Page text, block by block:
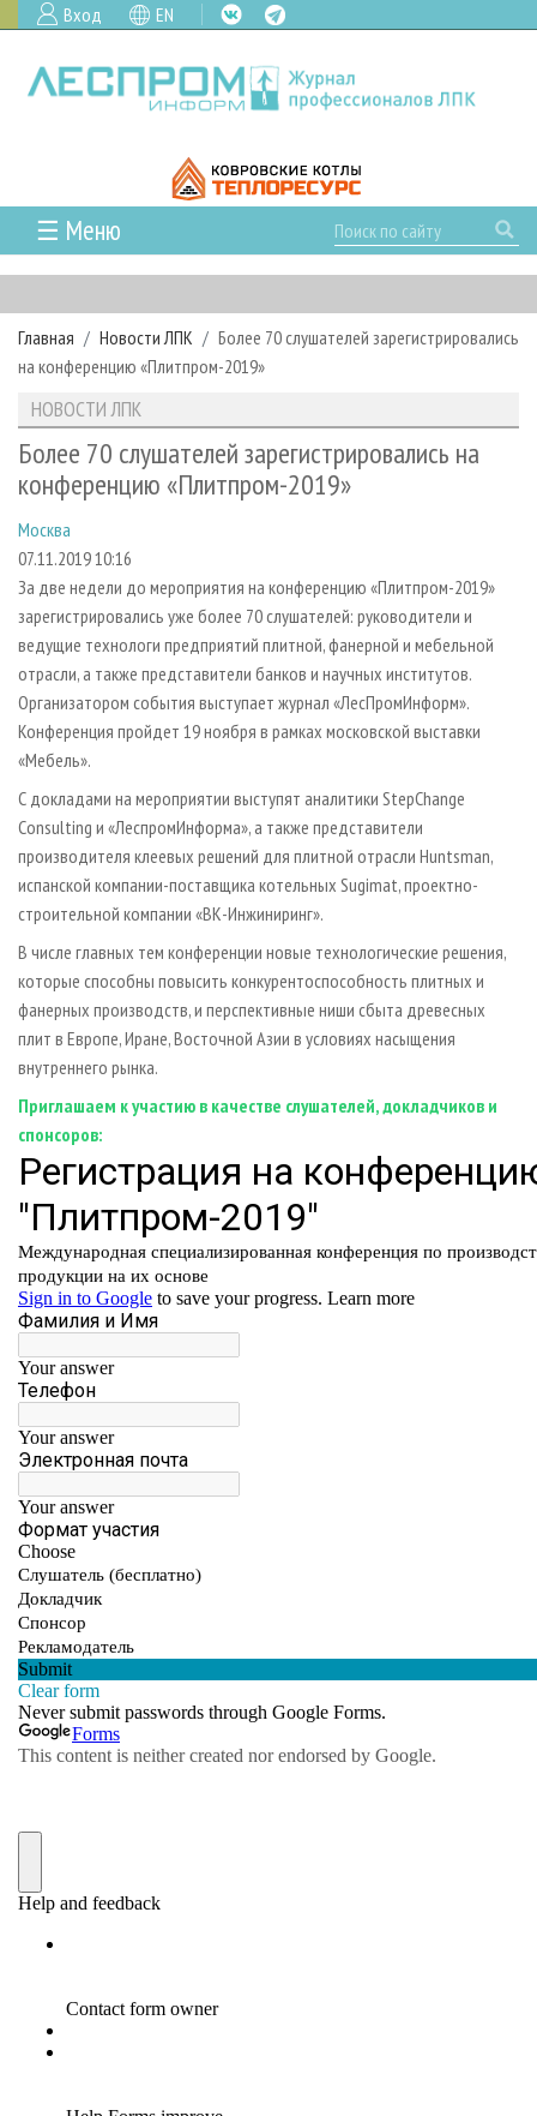
Вход EN
☰ Меню
ГЛАВНАЯ
РУБРИКИ И ТЕМЫ
РУБРИКИ ЖУРНАЛА
ЛЕСОЗАГОТОВКА
ЛЕСОПИЛЕНИЕ
СУШКА ДРЕВЕСИНЫ
ПРОИЗВОДСТВО ДРЕВЕСНЫХ ПЛИТ
ДЕРЕВЯННОЕ ДОМОСТРОЕНИЕ
ПРОИЗВОДСТВО МЕБЕЛИ
БИОЭНЕРГЕТИКА
ЦБП
ИНСТРУМЕНТ И МАТЕРИАЛЫ
НОВОСТИ
НОВОСТИ ЛПК
НОВОСТИ ЖУРНАЛА
ПРОЕКТЫ ЛПИ
АНАЛИТИКА
ПРЕДПРИЯТИЯ ЛПК
ПЕРСОНЫ
МОБИЛЬНЫЕ ВЫСТАВКИ
ОФИЦИАЛЬНЫЕ ДЕЛЕГАЦИИ
ПРИОРИТЕТНЫЕ ИНВЕСТПРОЕКТЫ
RUSSIAN FORESTRY REVIEW
ГАЗЕТА ЛЕСПРОМФОРУМ
БИБЛИОТЕКА СПЕЦИАЛИСТА
АРХИВ ЖУРНАЛОВ
О ЖУРНАЛЕ
КОНТАКТЫ
РЕКЛАМОДАТЕЛЯМ
РЕКЛАМА
РЕКЛАМА НА САЙТЕ
Главная Новости ЛПК
Более 70 слушателей зарегистрировались
на конференцию «Плитпром-2019»
НОВОСТИ ЛПК
Более 70 слушателей зарегистрировались на
конференцию «Плитпром-2019»
Москва
07.11.2019 10:16
За две недели до мероприятия на конференцию «Плитпром-2019»
зарегистрировались уже более 70 слушателей: руководители и
ведущие технологи предприятий плитной, фанерной и мебельной
отрасли, а также представители банков и научных институтов.
Организатором события выступает журнал «ЛесПромИнформ».
Конференция пройдет 19 ноября в рамках московской выставки
«Мебель».
С докладами на мероприятии выступят аналитики StepChange
Consulting и «ЛеспромИнформа», а также представители
производителя клеевых решений для плитной отрасли Huntsman,
испанской компании-поставщика котельных Sugimat, проектно-
строительной компании «ВК-Инжиниринг».
В числе главных тем конференции новые технологические решения,
которые способны повысить конкурентоспособность плитных и
фанерных производств, и перспективные ниши сбыта древесных
плит в Европе, Иране, Восточной Азии в условиях насыщения
внутреннего рынка.
Приглашаем к участию в качестве слушателей, докладчиков и
спонсоров: